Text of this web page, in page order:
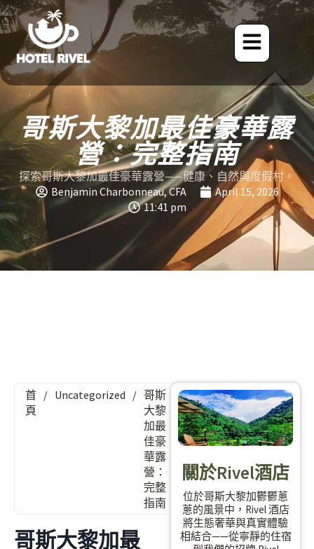
哥斯大黎加最佳豪華露
營：完整指南
探索哥斯大黎加最佳豪華露營——健康、自然與度假村。
Benjamin Charbonneau, CFA
April 15, 2026
11:41 pm
首
頁
/ Uncategorized / 哥斯
大黎
加最
佳豪
華露
營：
完整
指南
哥斯大黎加最
關於Rivel酒店
位於哥斯大黎加鬱鬱蔥
蔥的風景中，Rivel 酒店
將生態奢華與真實體驗
相結合——從寧靜的住宿